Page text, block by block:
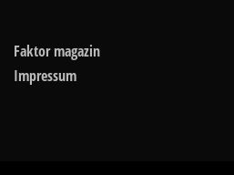
Faktor magazin
Impressum